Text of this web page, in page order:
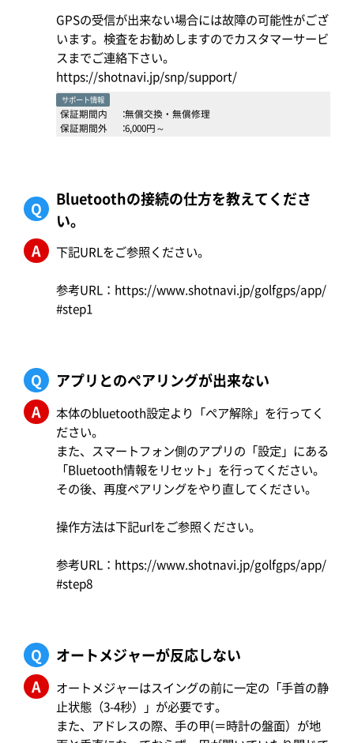
GPSの受信が出来ない場合には故障の可能性がござ
います。検査をお勧めしますのでカスタマーサービ
スまでご連絡下さい。
https://shotnavi.jp/snp/support/
サポート情報
保証期間内 ：無償交換・無償修理
保証期間外
：6,000円～
Q
Bluetoothの接続の仕方を教えてくださ
い。
A
下記URLをご参照ください。
参考URL： https://www.shotnavi.jp/golfgps/app/
#step1
Q
アプリとのペアリングが出来ない
A
本体のbluetooth設定より「ペア解除」を行ってく
ださい。
また、スマートフォン側のアプリの「設定」にある
「Bluetooth情報をリセット」を行ってください。
その後、再度ペアリングをやり直してください。
操作方法は下記urlをご参照ください。
参考URL： https://www.shotnavi.jp/golfgps/app/
#step8
Q
オートメジャーが反応しない
A
オートメジャーはスイングの前に一定の「手首の静
止状態（3-4秒）」が必要です。
また、アドレスの際、手の甲(＝時計の盤面）が地